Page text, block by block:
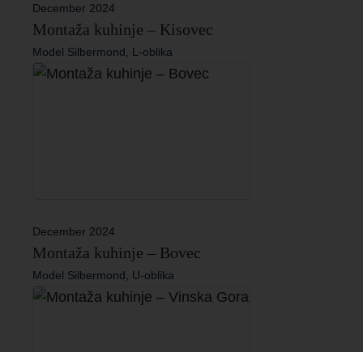
December 2024
Montaža kuhinje – Kisovec
Model Silbermond, L-oblika
December 2024
Montaža kuhinje – Bovec
Model Silbermond, U-oblika